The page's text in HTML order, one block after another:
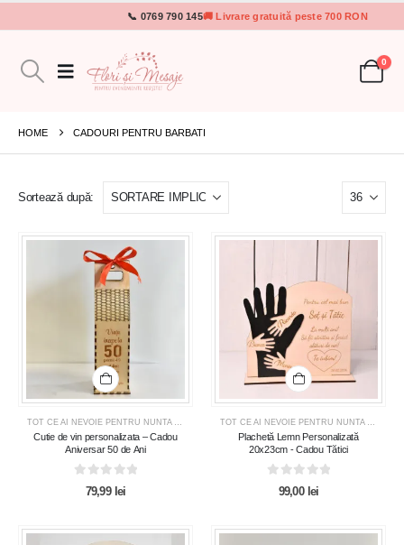
📞 0769 790 145🚚 Livrare gratuită peste 700 RON
0
HOME CADOURI PENTRU BARBATI
Sortează după:
TOT CE AI NEVOIE PENTRU NUNTA SAU BOTEZ ,CADOURI PENTRU BARBATI , CADOURI
Cutie de vin personalizata – Cadou
Aniversar 50 de Ani
out of 5
79,99 lei
TOT CE AI NEVOIE PENTRU NUNTA SAU BOTEZ
Plachetă Lemn Personalizată
20x23cm - Cadou Tătici
out of 5
99,00 lei